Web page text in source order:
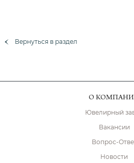
Вернуться в раздел
О
Ювелирный
Вакансии
Вопрос-
Новости